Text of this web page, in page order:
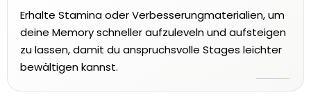
Erhalte Stamina oder Verbesserungmaterialien, um
deine Memory schneller aufzuleveln und aufsteigen
zu lassen, damit du anspruchsvolle Stages leichter
bewältigen kannst.